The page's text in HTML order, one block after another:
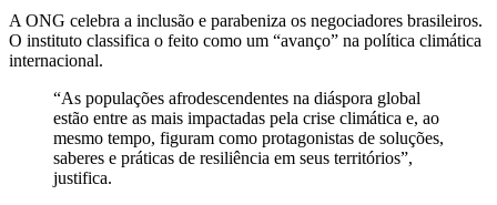
A ONG celebra a inclusão e parabeniza os negociadores brasileiros.
O instituto classifica o feito como um “avanço” na política climática
internacional.
“As populações afrodescendentes na diáspora global
estão entre as mais impactadas pela crise climática e, ao
mesmo tempo, figuram como protagonistas de soluções,
saberes e práticas de resiliência em seus territórios”,
justifica.